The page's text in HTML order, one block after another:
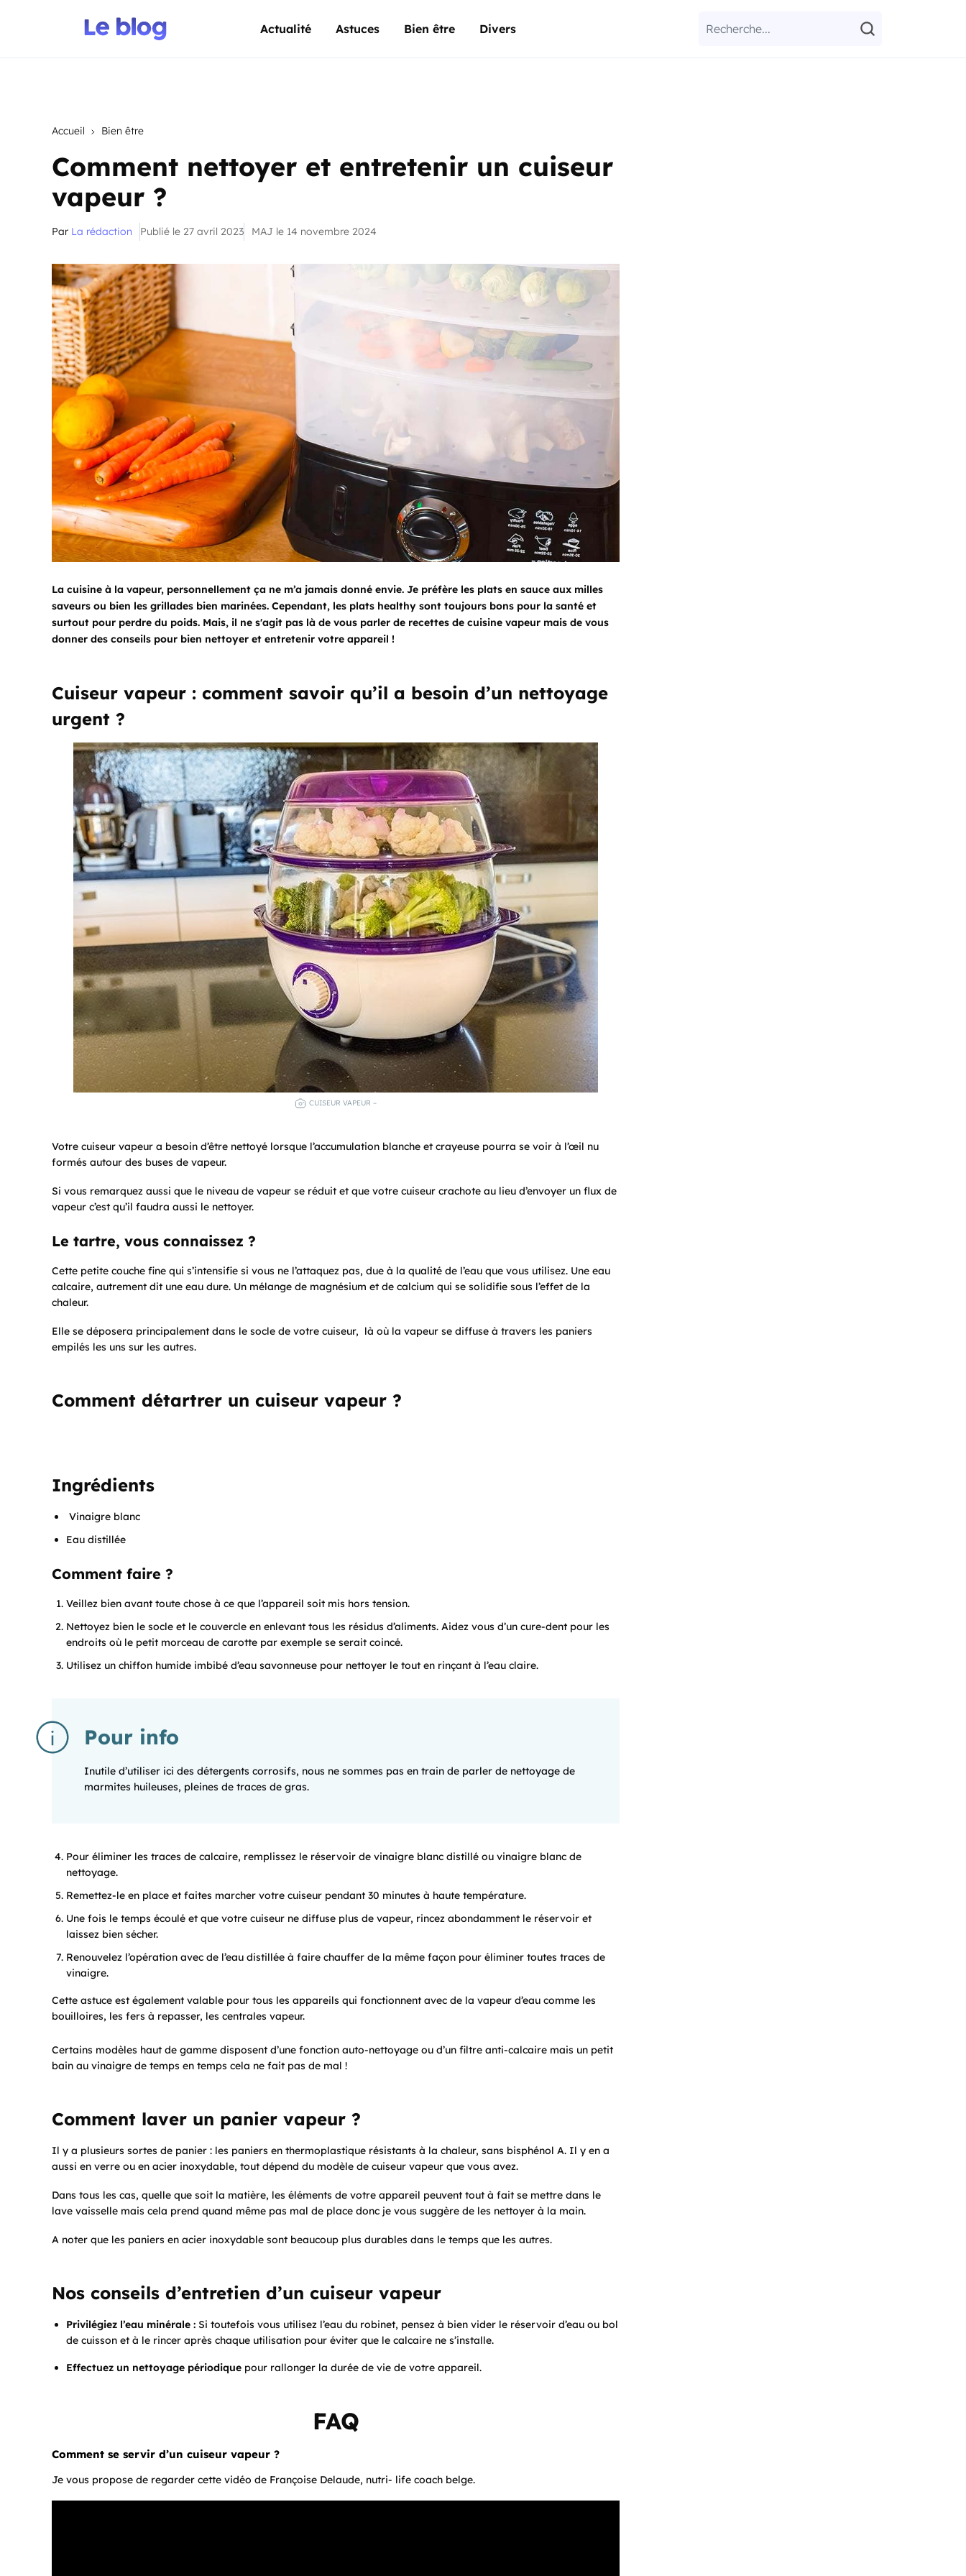
Actualité Astuces Bien être Divers
Accueil Bien être
Comment nettoyer et entretenir un cuiseur
vapeur ?
Par La rédaction Publié le 27 avril 2023 MAJ le 14 novembre 2024
La cuisine à la vapeur, personnellement ça ne m’a jamais donné envie. Je préfère les plats en sauce aux milles
saveurs ou bien les grillades bien marinées. Cependant, les plats healthy sont toujours bons pour la santé et
surtout pour perdre du poids. Mais, il ne s'agit pas là de vous parler de recettes de cuisine vapeur mais de vous
donner des conseils pour bien nettoyer et entretenir votre appareil !
Cuiseur vapeur : comment savoir qu’il a besoin d’un nettoyage
urgent ?
CUISEUR VAPEUR –
Votre cuiseur vapeur a besoin d’être nettoyé lorsque l’accumulation blanche et crayeuse pourra se voir à l’œil nu
formés autour des buses de vapeur.
Si vous remarquez aussi que le niveau de vapeur se réduit et que votre cuiseur crachote au lieu d’envoyer un flux de
vapeur c’est qu’il faudra aussi le nettoyer.
Le tartre, vous connaissez ?
Cette petite couche fine qui s’intensifie si vous ne l’attaquez pas, due à la qualité de l’eau que vous utilisez. Une eau
calcaire, autrement dit une eau dure. Un mélange de magnésium et de calcium qui se solidifie sous l’effet de la
chaleur.
Elle se déposera principalement dans le socle de votre cuiseur, là où la vapeur se diffuse à travers les paniers
empilés les uns sur les autres.
Comment détartrer un cuiseur vapeur ?
Ingrédients
Vinaigre blanc
Eau distillée
Comment faire ?
Veillez bien avant toute chose à ce que l’appareil soit mis hors tension.
Nettoyez bien le socle et le couvercle en enlevant tous les résidus d’aliments. Aidez vous d’un cure-dent pour les
endroits où le petit morceau de carotte par exemple se serait coincé.
Utilisez un chiffon humide imbibé d’eau savonneuse pour nettoyer le tout en rinçant à l’eau claire.
Pour info
Inutile d’utiliser ici des détergents corrosifs, nous ne sommes pas en train de parler de nettoyage de
marmites huileuses, pleines de traces de gras.
Pour éliminer les traces de calcaire, remplissez le réservoir de vinaigre blanc distillé ou vinaigre blanc de
nettoyage.
Remettez-le en place et faites marcher votre cuiseur pendant 30 minutes à haute température.
Une fois le temps écoulé et que votre cuiseur ne diffuse plus de vapeur, rincez abondamment le réservoir et
laissez bien sécher.
Renouvelez l’opération avec de l’eau distillée à faire chauffer de la même façon pour éliminer toutes traces de
vinaigre.
Cette astuce est également valable pour tous les appareils qui fonctionnent avec de la vapeur d’eau comme les
bouilloires, les fers à repasser, les centrales vapeur.
Certains modèles haut de gamme disposent d’une fonction auto-nettoyage ou d’un filtre anti-calcaire mais un petit
bain au vinaigre de temps en temps cela ne fait pas de mal !
Comment laver un panier vapeur ?
Il y a plusieurs sortes de panier : les paniers en thermoplastique résistants à la chaleur, sans bisphénol A. Il y en a
aussi en verre ou en acier inoxydable, tout dépend du modèle de cuiseur vapeur que vous avez.
Dans tous les cas, quelle que soit la matière, les éléments de votre appareil peuvent tout à fait se mettre dans le
lave vaisselle mais cela prend quand même pas mal de place donc je vous suggère de les nettoyer à la main.
A noter que les paniers en acier inoxydable sont beaucoup plus durables dans le temps que les autres.
Nos conseils d’entretien d’un cuiseur vapeur
Privilégiez l’eau minérale : Si toutefois vous utilisez l’eau du robinet, pensez à bien vider le réservoir d’eau ou bol
de cuisson et à le rincer après chaque utilisation pour éviter que le calcaire ne s’installe.
Effectuez un nettoyage périodique pour rallonger la durée de vie de votre appareil.
FAQ
Comment se servir d’un cuiseur vapeur ?
Je vous propose de regarder cette vidéo de Françoise Delaude, nutri- life coach belge.